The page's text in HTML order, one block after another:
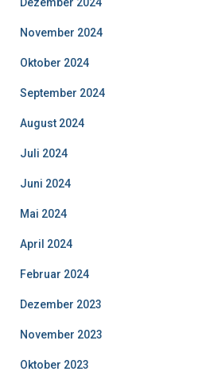
November 2024
Oktober 2024
September 2024
August 2024
Juli 2024
Juni 2024
Mai 2024
April 2024
Februar 2024
Dezember 2023
November 2023
Oktober 2023